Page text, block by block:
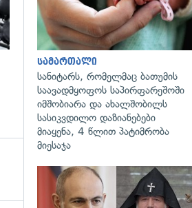
სამართალი
სანიტარს, რომელმაც ბათუმის
საავადმყოფოს საპირფარეშოში
იმშობიარა და ახალშობილს
სასიკვდილო დაზიანებები
მიაყენა, 4 წლით პატიმრობა
მიესაჯა